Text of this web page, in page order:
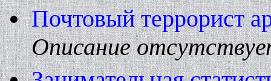
Почтовый террорист
Описание